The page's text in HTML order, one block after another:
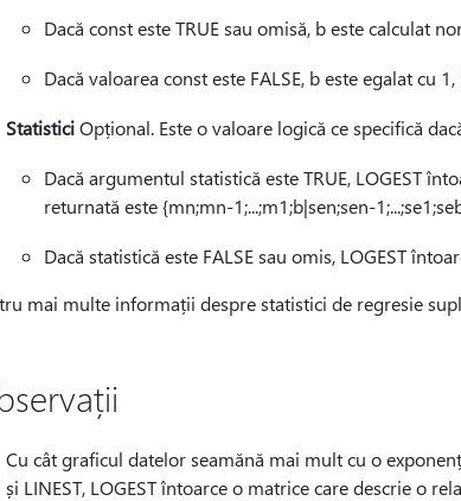
Dacă const este TRUE sau omisă, b este calculat
Dacă valoarea const este FALSE, b este egalat
StatisticiOpțional. Este o valoare logică ce specifică
Dacă argumentul statistică este TRUE, LOGEST
returnată este {mn;mn-1;...;m1;b|sen;sen-
Dacă statistică este FALSE sau omis, LOGEST
mai multe informații despre statistici de regresie
Cu cât graficul datelor seamănă mai mult cu o
și LINEST, LOGEST întoarce o matrice care descrie o